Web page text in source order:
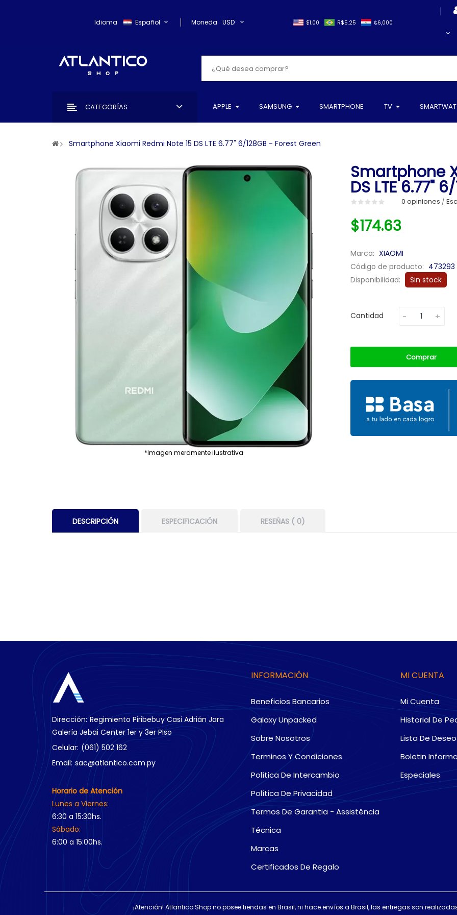
Idioma Español Moneda USD $1.00 ₲6,000
R$5.25
CATEGORÍAS APPLE SAMSUNG SMARTPHONE TV
Smartphone Xiaomi Redmi Note 15 DS LTE 6.77" 6/128GB - Forest Green
*Imagen meramente ilustrativa
Smartphone
DS LTE 6.77"
0 opiniones /
$174.63
Marca: XIAOMI
Código de producto: 473293
Disponibilidad:
Sin stock
Cantidad
Comprar
DESCRIPCIÓN ESPECIFICACIÓN RESEÑAS ( 0)
Dirección: Regimiento Piribebuy Casi Adrián Jara
Galería Jebai Center 1er y 3er Piso
Celular: (061) 502 162
Email: sac@atlantico.com.py
Horario de Atención
Lunes a Viernes:
6:30 a 15:30hs.
Sábado:
6:00 a 15:00hs.
INFORMACIÓN
Beneficios Bancarios
Galaxy Unpacked
Sobre Nosotros
Terminos Y Condiciones
Política De Intercambio
Política De Privacidad
Termos De Garantia - Assistência
Técnica
Marcas
Certificados De Regalo
MI CUENTA
Mi Cuenta
Historial De
Lista De
Boletin
Especiales
¡Atención! Atlantico Shop no posee tiendas en Brasil, ni hace envíos a Brasil, las entregas son